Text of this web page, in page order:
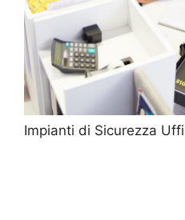
Impianti di Sicurezza